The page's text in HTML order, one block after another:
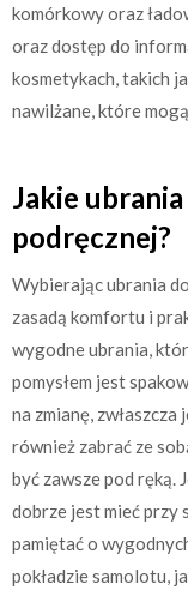
komórkowy oraz
oraz dostęp do
kosmetykach, takich
nawilżane, które
Jakie
podręcznej?
Wybierając ubrania
zasadą komfortu i
wygodne ubrania,
pomysłem jest
na zmianę,
również zabrać ze
być zawsze pod ręką.
dobrze jest mieć przy
pamiętać o
pokładzie samolotu,